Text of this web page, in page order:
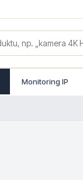
Monitoring IP